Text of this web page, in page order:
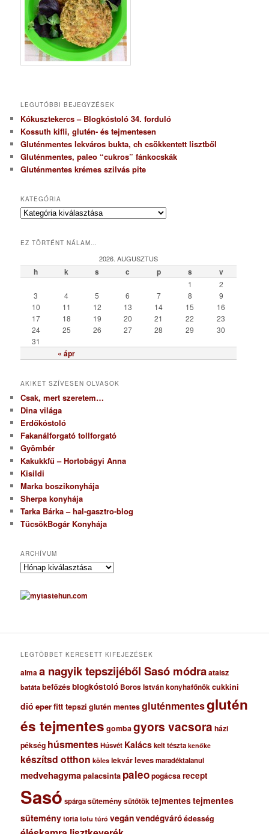
LEGUTÓBBI BEJEGYZÉSEK
Kókusztekercs – Blogkóstoló 34. forduló
Kossuth kifli, glutén- és tejmentesen
Gluténmentes lekváros bukta, ch csökkentett lisztből
Gluténmentes, paleo “cukros” fánkocskák
Gluténmentes krémes szilvás pite
KATEGÓRIA
K
e
ó
r
EZ TÖRTÉNT NÁLAM…
2026. AUGUSZTUS
h k s c p s v
« ápr
1
2
3
4 5 6 7 8
9
10
11 12 13 14 15
16
17
18 19 20 21 22
23
24
25 26 27 28 29
30
31
AKIKET SZÍVESEN OLVASOK
Csak, mert szeretem…
Dina világa
Erdőkóstoló
Fakanálforgató tollforgató
Gyömbér
Kakukkfű – Hortobágyi Anna
Kisildi
Marka boszikonyhája
Sherpa konyhája
Tarka Bárka – hal-gasztro-blog
TücsökBogár Konyhája
ARCHÍVUM
A
c
h
u
LEGTÖBBET KERESETT KIFEJEZÉSEK
almaa nagyik tepszijéből Sasó módraataisz
batáta befőzésblogkóstoló Boros István konyhafőnökcukkini
dió eperfitt tepszi glutén mentesgluténmentesglutén
és tejmentes gombagyors vacsora házi
pékség húsmentesHúsvét Kalácskelt tészta kenőke
készítsd otthon köles lekvárlevesmaradéktalanul
medvehagymapalacsinta paleopogácsarecept
Sasó spárgasüteménysütőtöktejmentestejmentes
süteménytorta totu túró vegánvendégváróédesség